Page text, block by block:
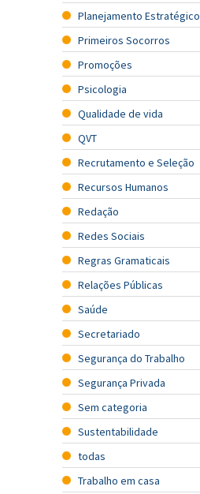
Planejamento Estratégico
Primeiros Socorros
Promoções
Psicologia
Qualidade de vida
QVT
Recrutamento e Seleção
Recursos Humanos
Redação
Redes Sociais
Regras Gramaticais
Relações Públicas
Saúde
Secretariado
Segurança do Trabalho
Segurança Privada
Sem categoria
Sustentabilidade
todas
Trabalho em casa